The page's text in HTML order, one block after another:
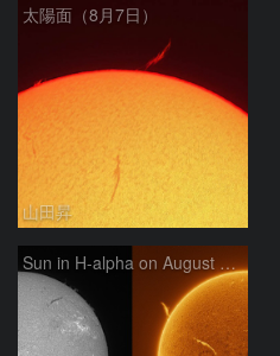
太陽面（8月7日）
山田昇
Sun in H-alpha on August 7, 2026